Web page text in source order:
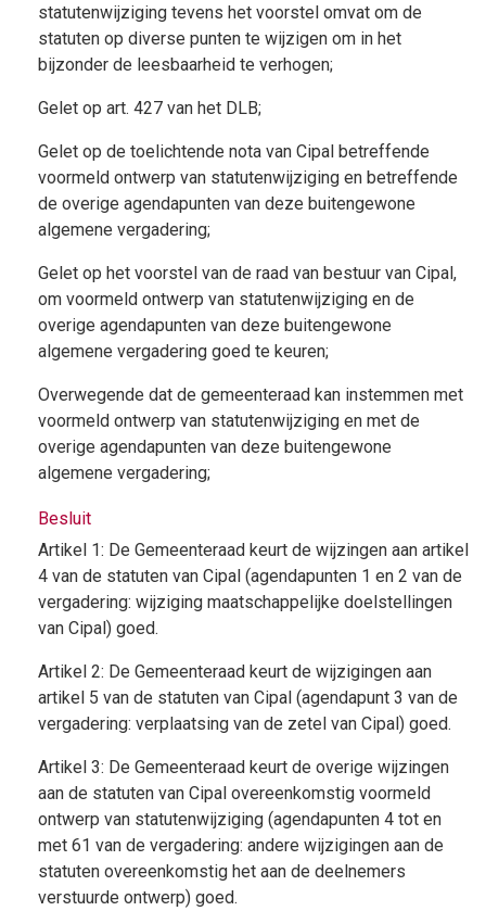
statutenwijziging tevens het voorstel omvat om de
statuten op diverse punten te wijzigen om in het
bijzonder de leesbaarheid te verhogen;
Gelet op art. 427 van het DLB;
Gelet op de toelichtende nota van Cipal betreffende
voormeld ontwerp van statutenwijziging en betreffende
de overige agendapunten van deze buitengewone
algemene vergadering;
Gelet op het voorstel van de raad van bestuur van Cipal,
om voormeld ontwerp van statutenwijziging en de
overige agendapunten van deze buitengewone
algemene vergadering goed te keuren;
Overwegende dat de gemeenteraad kan instemmen met
voormeld ontwerp van statutenwijziging en met de
overige agendapunten van deze buitengewone
algemene vergadering;
Besluit
Artikel 1: De Gemeenteraad keurt de wijzingen aan artikel
4 van de statuten van Cipal (agendapunten 1 en 2 van de
vergadering: wijziging maatschappelijke doelstellingen
van Cipal) goed.
Artikel 2: De Gemeenteraad keurt de wijzigingen aan
artikel 5 van de statuten van Cipal (agendapunt 3 van de
vergadering: verplaatsing van de zetel van Cipal) goed.
Artikel 3: De Gemeenteraad keurt de overige wijzingen
aan de statuten van Cipal overeenkomstig voormeld
ontwerp van statutenwijziging (agendapunten 4 tot en
met 61 van de vergadering: andere wijzigingen aan de
statuten overeenkomstig het aan de deelnemers
verstuurde ontwerp) goed.